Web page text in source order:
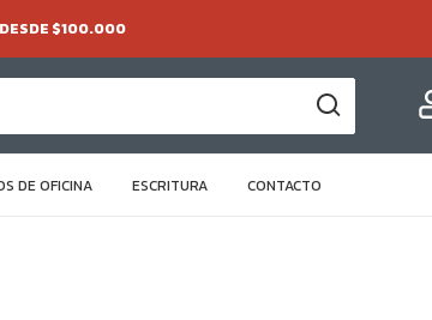
DESDE $100.000
DE OFICINA ESCRITURA CONTACTO